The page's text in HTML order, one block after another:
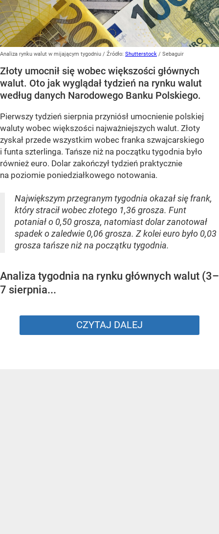
Analiza rynku walut w mijającym tygodniu / Źródło: Shutterstock / Sebaguir
Złoty umocnił się wobec większości głównych
walut. Oto jak wyglądał tydzień na rynku walut
według danych Narodowego Banku Polskiego.
Pierwszy tydzień sierpnia przyniósł umocnienie polskiej
waluty wobec większości najważniejszych walut. Złoty
zyskał przede wszystkim wobec franka szwajcarskiego
i funta szterlinga. Tańsze niż na początku tygodnia było
również euro. Dolar zakończył tydzień praktycznie
na poziomie poniedziałkowego notowania.
Największym przegranym tygodnia okazał się frank,
który stracił wobec złotego 1,36 grosza. Funt
potaniał o 0,50 grosza, natomiast dolar zanotował
spadek o zaledwie 0,06 grosza. Z kolei euro było 0,03
grosza tańsze niż na początku tygodnia.
Analiza tygodnia na rynku głównych walut (3–
7 sierpnia...
CZYTAJ DALEJ